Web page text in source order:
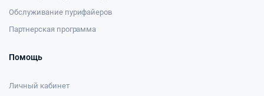
Обслуживание пурифайеров
Партнерская программа
Помощь
Личный кабинет